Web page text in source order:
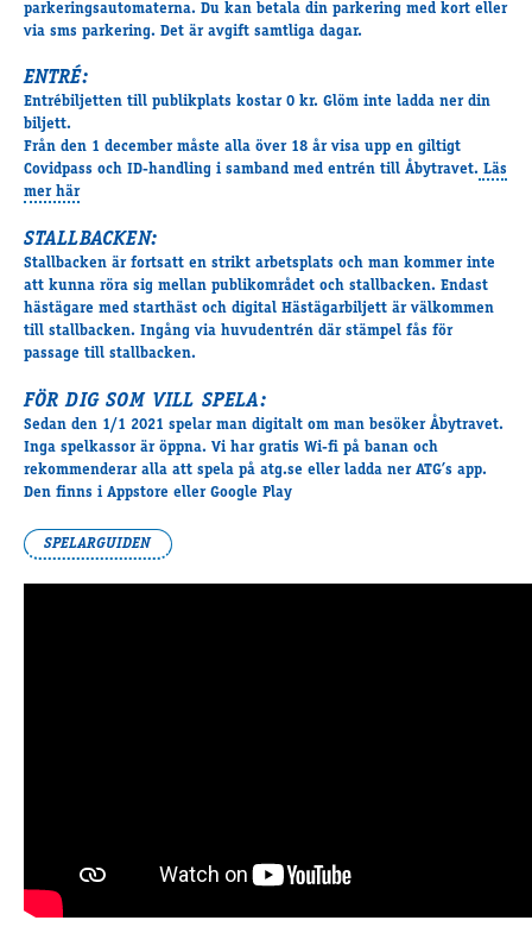
parkeringsautomaterna. Du kan betala din parkering med kort eller
via sms parkering. Det är avgift samtliga dagar.
ENTRÉ:
Entrébiljetten till publikplats kostar 0 kr. Glöm inte ladda ner din
biljett.
Från den 1 december måste alla över 18 år visa upp en giltigt
Covidpass och ID-handling i samband med entrén till Åbytravet. Läs
mer här
STALLBACKEN:
Stallbacken är fortsatt en strikt arbetsplats och man kommer inte
att kunna röra sigmellan publikområdet och stallbacken. Endast
hästägare med starthäst och digital Hästägarbiljett är välkommen
till stallbacken. Ingång via huvudentrén där stämpel fås för
passage till stallbacken.
FÖR DIG SOM VILL SPELA:
Sedan den 1/1 2021 spelar man digitalt om man besöker Åbytravet.
Inga spelkassorär öppna. Vi har gratis Wi-fi på banan och
rekommenderar alla att spela på atg.se eller ladda ner ATG’s app.
Den finns i Appstore eller Google Play
SPELARGUIDEN